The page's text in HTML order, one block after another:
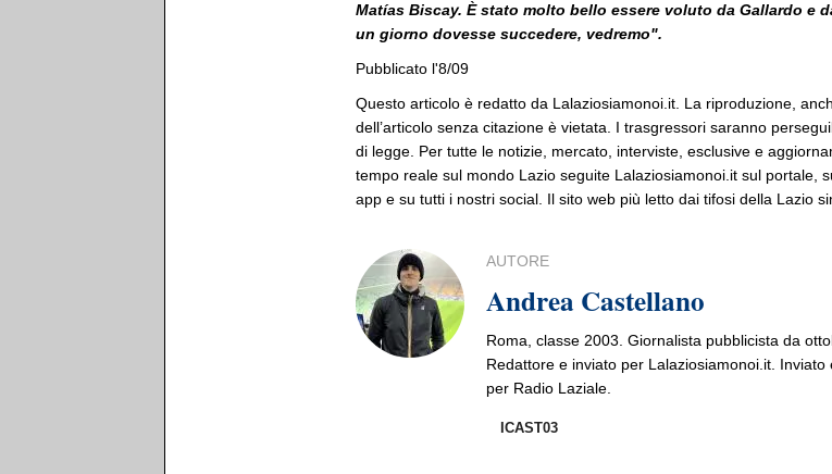
Matías Biscay. È stato molto bello essere voluto da Gallardo e
un giorno dovesse succedere, vedremo".
Pubblicato l'8/09
Questo articolo è redatto da Lalaziosiamonoi.it. La riproduzione,
dell’articolo senza citazione è vietata. I trasgressori saranno
di legge. Per tutte le notizie, mercato, interviste, esclusive e
tempo reale sul mondo Lazio seguite Lalaziosiamonoi.it sul portale,
app e su tutti i nostri social. Il sito web più letto dai tifosi della Lazio
AUTORE
Andrea Castellano
Roma, classe 2003. Giornalista pubblicista da
Redattore e inviato per Lalaziosiamonoi.it. Inviato
per Radio Laziale.
ICAST03